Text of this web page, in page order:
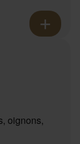
oignons,